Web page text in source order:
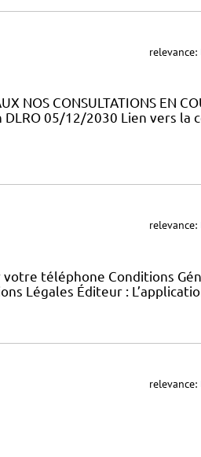
relevance:
NOS CONSULTATIONS EN
05/12/2030 Lien vers la
relevance:
téléphone Conditions
Légales Éditeur :
relevance: